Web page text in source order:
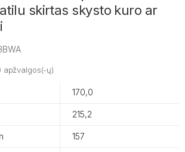
skirtas skysto kuro ar
apžvalgos(-ų)
170,0
215,2
157